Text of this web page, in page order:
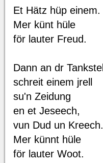
Et Hätz hüp einem.
Mer künt hüle
för lauter Freud.
Dann an dr Tankstell
schreit einem jrell
su'n Zeidung
en et Jeseech,
vun Dud un Kreech.
Mer künnt hüle
för lauter Woot.